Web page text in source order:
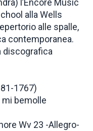
l’Encore Music
alla Wells
alle spalle,
contemporanea.
discografica
1767)
mi bemolle
Wv 23 -Allegro-